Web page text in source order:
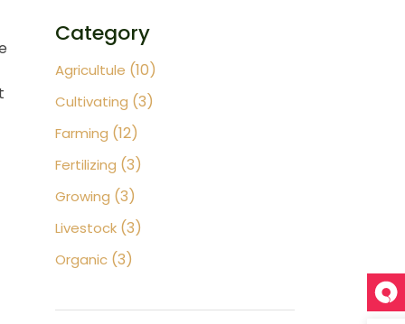
Category
Agricultule (10)
Cultivating (3)
Farming (12)
Fertilizing (3)
Growing (3)
Livestock (3)
Organic (3)